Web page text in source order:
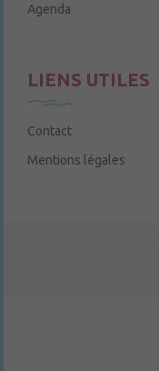
Agenda
LIENS UTILES
Contact
Mentions légales